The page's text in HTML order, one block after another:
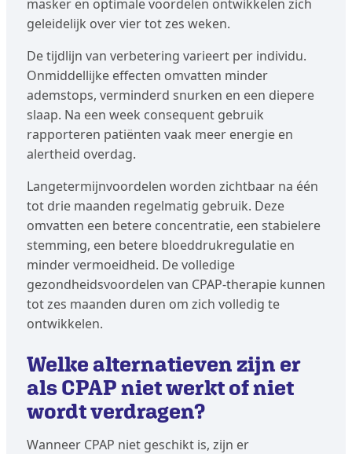
masker en optimale voordelen ontwikkelen zich
geleidelijk over vier tot zes weken.
De tijdlijn van verbetering varieert per individu.
Onmiddellijke effecten omvatten minder
ademstops, verminderd snurken en een diepere
slaap. Na een week consequent gebruik
rapporteren patiënten vaak meer energie en
alertheid overdag.
Langetermijnvoordelen worden zichtbaar na één
tot drie maanden regelmatig gebruik. Deze
omvatten een betere concentratie, een stabielere
stemming, een betere bloeddrukregulatie en
minder vermoeidheid. De volledige
gezondheidsvoordelen van CPAP-therapie kunnen
tot zes maanden duren om zich volledig te
ontwikkelen.
Welke alternatieven zijn er
als CPAP niet werkt of niet
wordt verdragen?
Wanneer CPAP niet geschikt is, zijn er